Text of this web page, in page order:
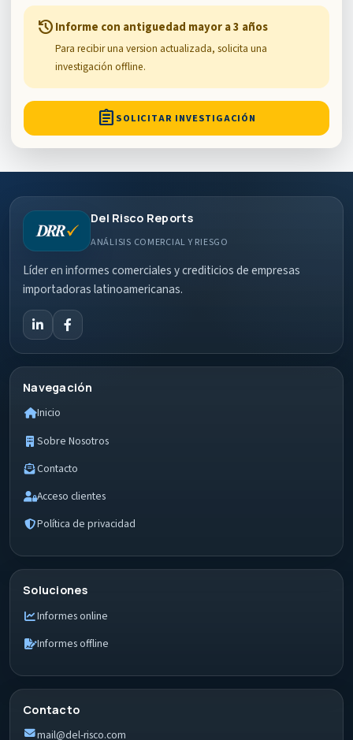
historyInforme con antiguedad mayor a 3 años
Para recibir una version actualizada, solicita una
investigación offline.
assignment SOLICITAR INVESTIGACIÓN
Del Risco Reports
ANÁLISIS COMERCIAL Y RIESGO
Líder en informes comerciales y crediticios de empresas
importadoras latinoamericanas.
Navegación
Inicio
Sobre Nosotros
Contacto
Acceso clientes
Política de privacidad
Soluciones
Informes online
Informes offline
Contacto
mail@del-risco.com